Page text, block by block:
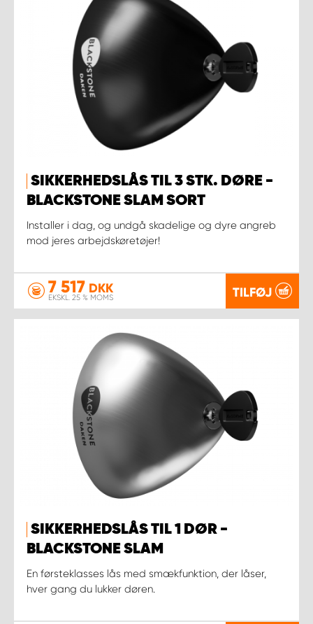
SIKKERHEDSLÅS TIL 3 STK. DØRE -
BLACKSTONE SLAM SORT
Installer i dag, og undgå skadelige og dyre angreb
mod jeres arbejdskøretøjer!
7 517 DKK
EKSKL. 25 % MOMS TILFØJ
SIKKERHEDSLÅS TIL 1 DØR -
BLACKSTONE SLAM
En førsteklasses lås med smækfunktion, der låser,
hver gang du lukker døren.